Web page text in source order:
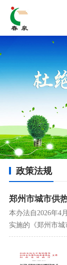
政策法规
郑州市城市供
本办法自2026年4
实施的《郑州市
废止。